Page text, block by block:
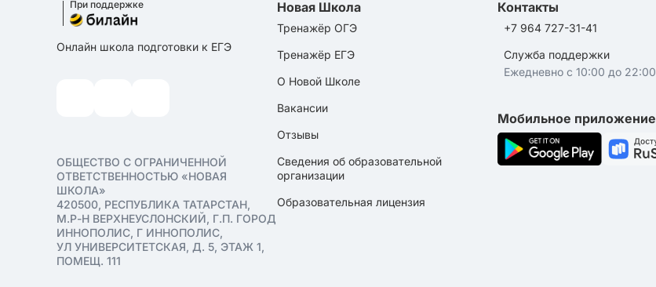
При поддержке
Онлайн школа подготовки к ЕГЭ
ОБЩЕСТВО С ОГРАНИЧЕННОЙ
ОТВЕТСТВЕННОСТЬЮ «НОВАЯ
ШКОЛА»
420500, РЕСПУБЛИКА ТАТАРСТАН,
М.Р-Н ВЕРХНЕУСЛОНСКИЙ, Г.П. ГОРОД
ИННОПОЛИС, Г ИННОПОЛИС,
УЛ УНИВЕРСИТЕТСКАЯ, Д. 5, ЭТАЖ 1,
ПОМЕЩ. 111
Новая Школа
Тренажёр ОГЭ
Тренажёр ЕГЭ
О Новой Школе
Вакансии
Отзывы
Сведения об образовательной
организации
Образовательная лицензия
Контакты
+7 964 727-31-41
Служба поддержки
Ежедневно с 10:00 до 22:00
Мобильное приложение